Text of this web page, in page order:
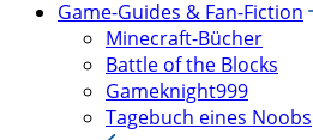
Game-Guides & Fan-Fiction
Minecraft-Bücher
Battle of the Blocks
Gameknight999
Tagebuch eines Noobs